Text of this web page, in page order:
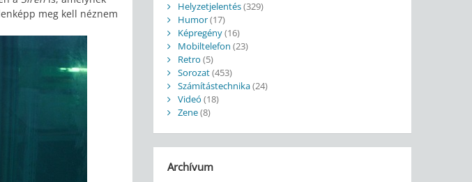
meg kell néznem
Helyzetjelentés(329)
Humor(17)
Képregény(16)
Mobiltelefon (23)
Retro (5)
Sorozat(453)
Számítástechnika(24)
Videó (18)
Zene(8)
Archívum